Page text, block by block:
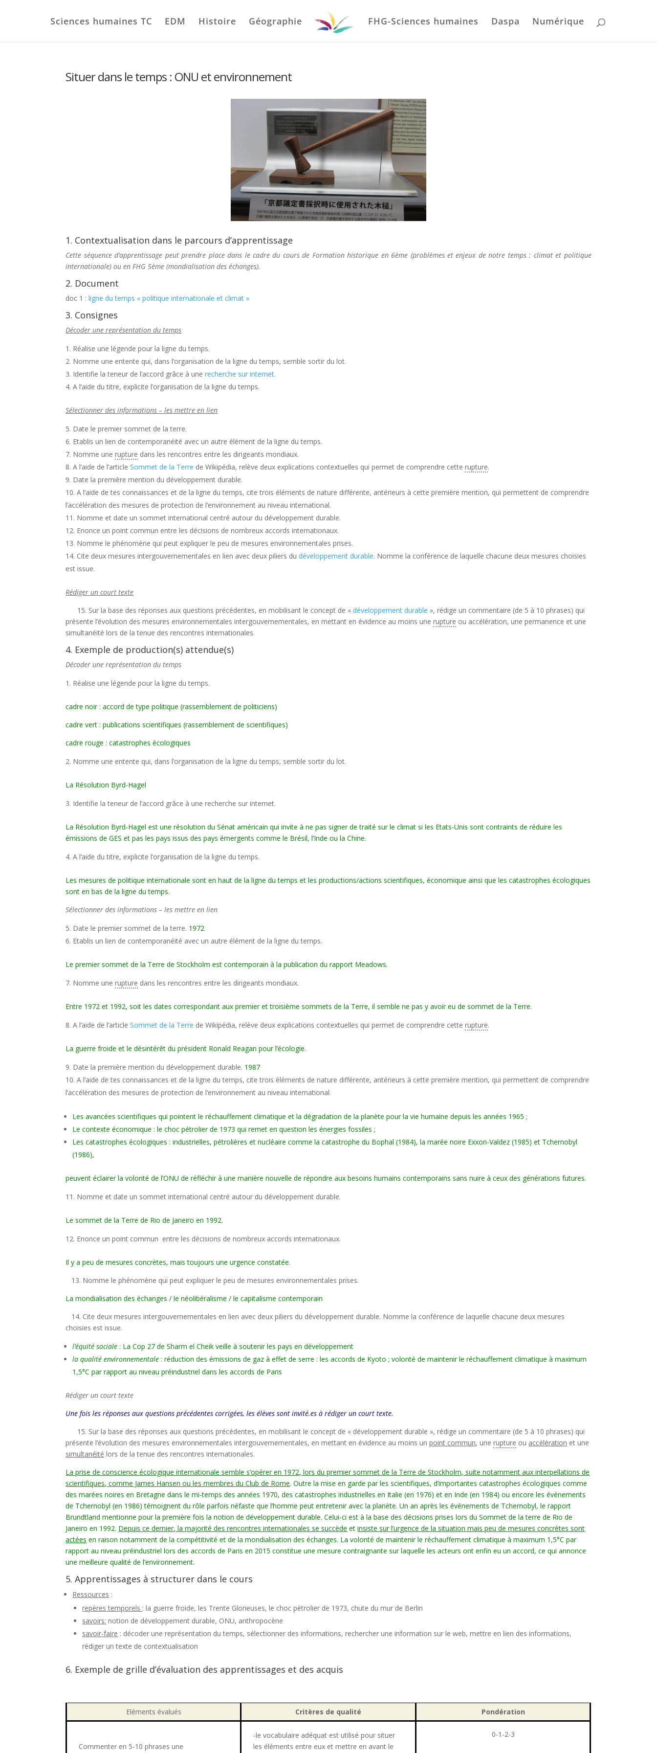
Sciences humaines TC EDM Histoire Géographie FHG-Sciences humaines Daspa Numérique
Situer dans le temps : ONU et environnement
1. Contextualisation dans le parcours d’apprentissage
Cette séquence d’apprentissage peut prendre place dans le cadre du cours de Formation historique en 6ème (problèmes et enjeux de notre temps : climat et politique
internationale) ou en FHG 5ème (mondialisation des échanges).
2. Document
doc 1 :ligne du temps « politique internationale et climat »
3. Consignes
Décoder une représentation du temps
Réalise une légende pour la ligne du temps.
Nomme une entente qui, dans l’organisation de la ligne du temps, semble sortir du lot.
Identifie la teneur de l’accord grâce à unerecherche sur internet.
A l’aide du titre, explicite l’organisation de la ligne du temps.
Sélectionner des informations – les mettre en lien
Date le premier sommet de la terre.
Etablis un lien de contemporanéité avec un autre élément de la ligne du temps.
Nomme unerupture dans les rencontres entre les dirigeants mondiaux.
A l’aide de l’articleSommet de la Terre de Wikipédia, relève deux explications contextuelles qui permet de comprendre cetterupture.
Date la première mention du développement durable.
A l’aide de tes connaissances et de la ligne du temps, cite trois éléments de nature différente, antérieurs à cette première mention, qui permettent de comprendre
l’accélération des mesures de protection de l’environnement au niveau international.
Nomme et date un sommet international centré autour du développement durable.
Enonce un point commun entre les décisions de nombreux accords internationaux.
Nomme le phénomène qui peut expliquer le peu de mesures environnementales prises.
Cite deux mesures intergouvernementales en lien avec deux piliers du développement durable. Nomme la conférence de laquelle chacune deux mesures choisies
est issue.
Rédiger un court texte
15. Sur la base des réponses aux questions précédentes, en mobilisant le concept de «développement durable », rédige un commentaire (de 5 à 10 phrases) qui
présente l’évolution des mesures environnementales intergouvernementales, en mettant en évidence au moins unerupture ou accélération, une permanence et une
simultanéité lors de la tenue des rencontres internationales.
4. Exemple de production(s) attendue(s)
Décoder une représentation du temps
Réalise une légende pour la ligne du temps.
cadre noir : accord de type politique (rassemblement de politiciens)
cadre vert : publications scientifiques (rassemblement de scientifiques)
cadre rouge : catastrophes écologiques
Nomme une entente qui, dans l’organisation de la ligne du temps, semble sortir du lot.
La Résolution Byrd-Hagel
Identifie la teneur de l’accord grâce à une recherche sur internet.
La Résolution Byrd-Hagel est une résolution du Sénat américain qui invite à ne pas signer de traité sur le climat si les Etats-Unis sont contraints de réduire les
émissions de GES et pas les pays issus des pays émergents comme le Brésil, l’Inde ou la Chine.
A l’aide du titre, explicite l’organisation de la ligne du temps.
Les mesures de politique internationale sont en haut de la ligne du temps et les productions/actions scientifiques, économique ainsi que les catastrophes écologiques
sont en bas de la ligne du temps.
Sélectionner des informations – les mettre en lien
Date le premier sommet de la terre. 1972
Etablis un lien de contemporanéité avec un autre élément de la ligne du temps.
Le premier sommet de la Terre de Stockholm est contemporain à la publication du rapport Meadows.
Nomme unerupture dans les rencontres entre les dirigeants mondiaux.
Entre 1972 et 1992, soit les dates correspondant aux premier et troisième sommets de la Terre, il semble ne pas y avoir eu de sommet de la Terre.
A l’aide de l’articleSommet de la Terre de Wikipédia, relève deux explications contextuelles qui permet de comprendre cetterupture.
La guerre froide et le désintérêt du président Ronald Reagan pour l’écologie.
Date la première mention du développement durable. 1987
A l’aide de tes connaissances et de la ligne du temps, cite trois éléments de nature différente, antérieurs à cette première mention, qui permettent de comprendre
l’accélération des mesures de protection de l’environnement au niveau international.
Les avancées scientifiques qui pointent le réchauffement climatique et la dégradation de la planète pour la vie humaine depuis les années 1965 ;
Le contexte économique : le choc pétrolier de 1973 qui remet en question les énergies fossiles ;
Les catastrophes écologiques : industrielles, pétrolières et nucléaire comme la catastrophe du Bophal (1984), la marée noire Exxon-Valdez (1985) et Tchernobyl
(1986),
peuvent éclairer la volonté de l’ONU de réfléchir à une manière nouvelle de répondre aux besoins humains contemporains sans nuire à ceux des générations futures.
Nomme et date un sommet international centré autour du développement durable.
Le sommet de la Terre de Rio de Janeiro en 1992.
Enonce un point commun entre les décisions de nombreux accords internationaux.
Il y a peu de mesures concrètes, mais toujours une urgence constatée.
13. Nomme le phénomène qui peut expliquer le peu de mesures environnementales prises.
La mondialisation des échanges / le néolibéralisme / le capitalisme contemporain
14. Cite deux mesures intergouvernementales en lien avec deux piliers du développement durable. Nomme la conférence de laquelle chacune deux mesures
choisies est issue.
l’équité sociale : La Cop 27 de Sharm el Cheik veille à soutenir les pays en développement
la qualité environnementale : réduction des émissions de gaz à effet de serre : les accords de Kyoto ; volonté de maintenir le réchauffement climatique à maximum
1,5°C par rapport au niveau préindustriel dans les accords de Paris
Rédiger un court texte
Une fois les réponses aux questions précédentes corrigées, les élèves sont invité.es à rédiger un court texte.
15. Sur la base des réponses aux questions précédentes, en mobilisant le concept de « développement durable », rédige un commentaire (de 5 à 10 phrases) qui
présente l’évolution des mesures environnementales intergouvernementales, en mettant en évidence au moins unpoint commun, unerupture ou accélération et une
simultanéité lors de la tenue des rencontres internationales.
La prise de conscience écologique internationale semble s’opérer en 1972, lors du premier sommet de la Terre de Stockholm, suite notamment aux interpellations de
scientifiques, comme James Hansen ou les membres du Club de Rome. Outre la mise en garde par les scientifiques, d’importantes catastrophes écologiques comme
des marées noires en Bretagne dans le mi-temps des années 1970, des catastrophes industrielles en Italie (en 1976) et en Inde (en 1984) ou encore les événements
de Tchernobyl (en 1986) témoignent du rôle parfois néfaste que l’homme peut entretenir avec la planète. Un an après les événements de Tchernobyl, le rapport
Brundtland mentionne pour la première fois la notion de développement durable. Celui-ci est à la base des décisions prises lors du Sommet de la terre de Rio de
Janeiro en 1992. Depuis ce dernier, la majorité des rencontres internationales se succède etinsiste sur l’urgence de la situation mais peu de mesures concrètes sont
actées en raison notamment de la compétitivité et de la mondialisation des échanges. La volonté de maintenir le réchauffement climatique à maximum 1,5°C par
rapport au niveau préindustriel lors des accords de Paris en 2015 constitue une mesure contraignante sur laquelle les acteurs ont enfin eu un accord, ce qui annonce
une meilleure qualité de l’environnement.
5. Apprentissages à structurer dans le cours
Ressources :
repères temporels : la guerre froide, les Trente Glorieuses, le choc pétrolier de 1973, chute du mur de Berlin
savoirs: notion de développement durable, ONU, anthropocène
savoir-faire : décoder une représentation du temps, sélectionner des informations, rechercher une information sur le web, mettre en lien des informations,
rédiger un texte de contextualisation
6. Exemple de grille d’évaluation des apprentissages et des acquis
Eléments évalués Critères de qualité Pondération
Commenter en 5-10 phrases une
-le vocabulaire adéquat est utilisé pour situer
les éléments entre eux et mettre en avant le
0-1-2-3